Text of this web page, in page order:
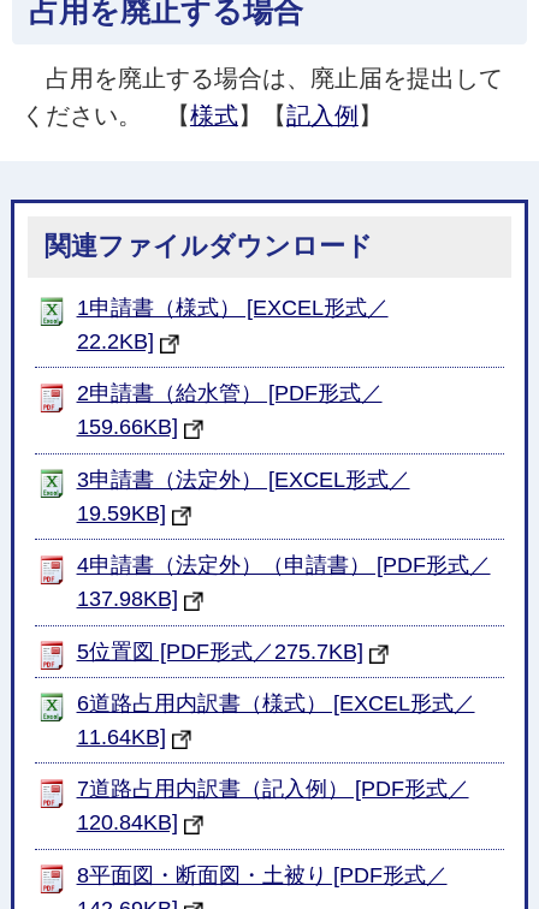
占用を廃止する場合
占用を廃止する場合は、廃止届を提出して
ください。 【様式】【記入例】
関連ファイルダウンロード
1申請書（様式） [EXCEL形式／
22.2KB]
2申請書（給水管） [PDF形式／
159.66KB]
3申請書（法定外） [EXCEL形式／
19.59KB]
4申請書（法定外）（申請書） [PDF形式／
137.98KB]
5位置図 [PDF形式／275.7KB]
6道路占用内訳書（様式） [EXCEL形式／
11.64KB]
7道路占用内訳書（記入例） [PDF形式／
120.84KB]
8平面図・断面図・土被り [PDF形式／